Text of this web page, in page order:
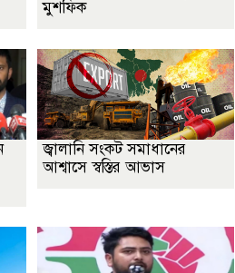
মুশফিক
জ্বালানি সংকট সমাধানের
আশ্বাসে স্বস্তির আভাস